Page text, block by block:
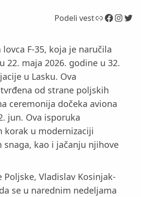
Podeli vestLink Facebook InstagramTwitter
F-35, koja je naručila
22. maja 2026. godine u 32.
u Lasku. Ova
od strane poljskih
ceremonija dočeka aviona
jun. Ova isporuka
korak u modernizaciji
snaga, kao i jačanju njihove
Vladislav Kosinjak-
se u narednim nedeljama